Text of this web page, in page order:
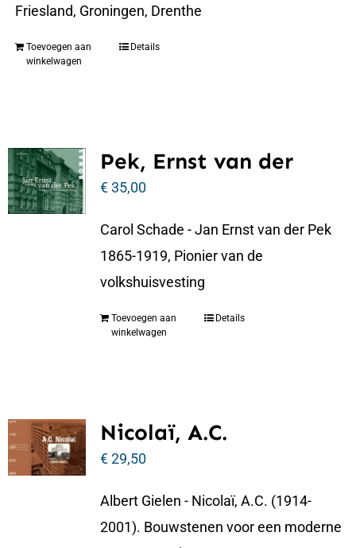
Friesland, Groningen, Drenthe
Toevoegen aan
winkelwagen
Details
Pek, Ernst van der
€35,00
Carol Schade - Jan Ernst van der Pek
1865-1919, Pionier van de
volkshuisvesting
Toevoegen aan
winkelwagen
Details
Nicolaï, A.C.
€29,50
Albert Gielen - Nicolaï, A.C. (1914-
2001). Bouwstenen voor een moderne